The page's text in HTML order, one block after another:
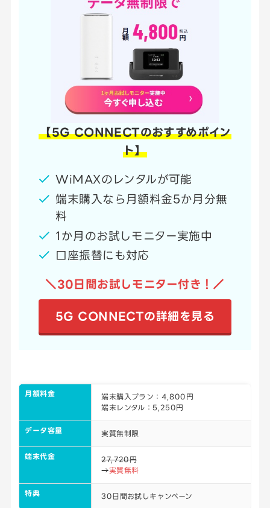
【5G CONNECTのおすすめポイン
ト】
WiMAXのレンタルが可能
端末購入なら月額料金5か月分無
料
1か月のお試しモニター実施中
口座振替にも対応
＼30日間お試しモニター付き！ ／
5G CONNECTの詳細を見る
月額料金
端末購入プラン：4,800円
端末レンタル：5,250円
データ容量 実質無制限
端末代金
27,720円
→実質無料
特典 30日間お試しキャンペーン